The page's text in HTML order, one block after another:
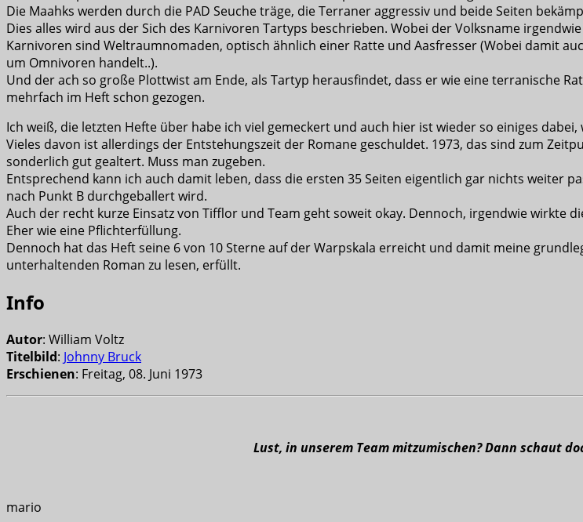
Die Maahks werden durch die PAD Seuche träge, die Terraner aggressiv und beide Seiten
Dies alles wird aus der Sich des Karnivoren Tartyps beschrieben. Wobei der Volksname
Karnivoren sind Weltraumnomaden, optisch ähnlich einer Ratte und Aasfresser (Wobei damit
um Omnivoren handelt..).
Und der ach so große Plottwist am Ende, als Tartyp herausfindet, dass er wie eine terranische
mehrfach im Heft schon gezogen.
Ich weiß, die letzten Hefte über habe ich viel gemeckert und auch hier ist wieder so einiges
Vieles davon ist allerdings der Entstehungszeit der Romane geschuldet. 1973, das sind zum
sonderlich gut gealtert. Muss man zugeben.
Entsprechend kann ich auch damit leben, dass die ersten 35 Seiten eigentlich gar nichts weiter
nach Punkt B durchgeballert wird.
Auch der recht kurze Einsatz von Tifflor und Team geht soweit okay. Dennoch, irgendwie wirkte
Eher wie eine Pflichterfüllung.
Dennoch hat das Heft seine 6 von 10 Sterne auf der Warpskala erreicht und damit meine
unterhaltenden Roman zu lesen, erfüllt.
Info
Autor: William Voltz
Titelbild: Johnny Bruck
Erschienen: Freitag, 08. Juni 1973
Lust, in unserem Team mitzumischen? Dann schaut
mario